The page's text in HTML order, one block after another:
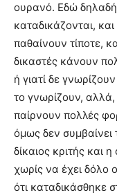
ουρανό. Εδώ δηλαδή
καταδικάζονται,
παθαίνουν τίποτε,
δικαστές κάνουν
ή γιατί δε
το γνωρίζουν,
παίρνουν πολλές
όμως δεν συμβαίνει
δίκαιος κριτής και
χωρίς να έχει δόλο
ότι καταδικάσθηκε